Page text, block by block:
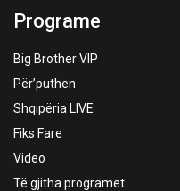
Programe
Big Brother VIP
Për’puthen
Shqipëria LIVE
Fiks Fare
Video
Të gjitha programet